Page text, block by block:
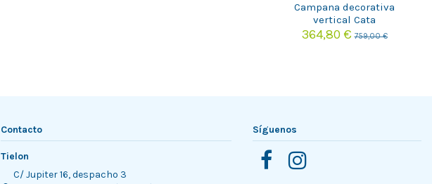
Campana decorativa
vertical Cata
THALASSAPRO900GBK
364,80 €759,00 €
Contacto
Tielon
C/ Jupiter 16, despacho 3
Síguenos